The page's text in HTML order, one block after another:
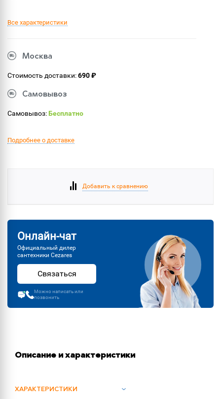
Все характеристики
Москва
Стоимость доставки:690 ₽
Самовывоз
Самовывоз:Бесплатно
Подробнее о доставке
Добавить к сравнению
Онлайн-чат
Официальный дилер
сантехники Cezares
Связаться
Можно написать или
позвонить
Описание и характеристики
ХАРАКТЕРИСТИКИ